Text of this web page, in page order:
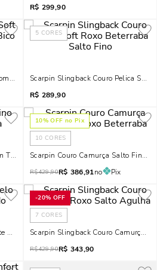
R$ 299,90
Doce De Leite Bico Fino
5 CORES
Scarpin Slingback Couro Pelica Soft
R$ 289,90
Tira Cruzada
10% OFF no Pix
10 CORES
Scarpin Couro Camurça Salto Fino
R$429,90R$ 386,91no Pix
Bico Quadrado
-20% OFF
7 CORES
Scarpin Slingback Couro Camurça
R$429,90R$ 343,90